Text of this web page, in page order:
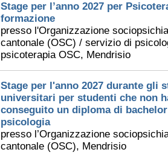
Stage per l’anno 2027 per
formazione
presso l'Organizzazione
cantonale (OSC) / servizio di
psicoterapia OSC, Mendrisio
Stage per l'anno 2027 durante gli
universitari per studenti che non
conseguito un diploma di
psicologia
presso l’Organizzazione
cantonale (OSC), Mendrisio